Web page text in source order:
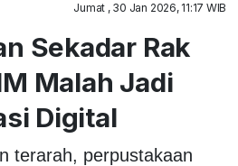
Jumat , 30 Jan 2026, 11:17 WIB
Sekadar Rak
Malah Jadi
Digital
terarah, perpustakaan